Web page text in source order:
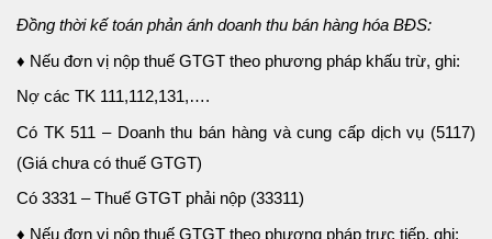
Đồng thời kế toán phản ánh doanh thu bán hàng hóa BĐS:
♦ Nếu đơn vị nộp thuế GTGT theo phương pháp khấu trừ, ghi:
Nợ các TK 111,112,131,….
Có TK 511 – Doanh thu bán hàng và cung cấp dịch vụ (5117)
(Giá chưa có thuế GTGT)
Có 3331 – Thuế GTGT phải nộp (33311)
♦ Nếu đơn vị nộp thuế GTGT theo phương pháp trực tiếp, ghi: